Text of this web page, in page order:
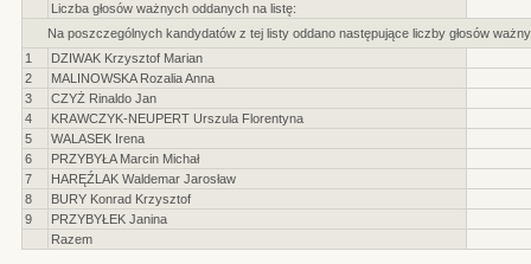
Liczba głosów ważnych oddanych na listę:
Na poszczególnych kandydatów z tej listy oddano następujące liczby głosów
1
DZIWAK Krzysztof Marian
2
MALINOWSKA Rozalia Anna
3
CZYŻ Rinaldo Jan
4
KRAWCZYK-NEUPERT Urszula Florentyna
5
WALASEK Irena
6
PRZYBYŁA Marcin Michał
7
HARĘŹLAK Waldemar Jarosław
8
BURY Konrad Krzysztof
9
PRZYBYŁEK Janina
Razem